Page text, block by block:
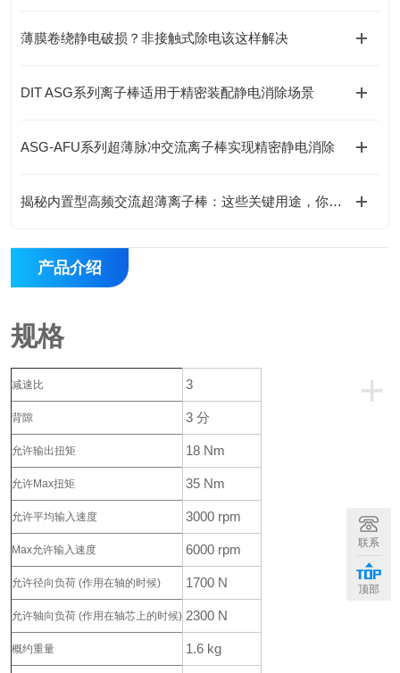
​薄膜卷绕静电破损？非接触式除电该这样解决
DIT ASG系列离子棒适用于精密装配静电消除场景
ASG-AFU系列超薄脉冲交流离子棒实现精密静电消除
揭秘内置型高频交流超薄离子棒：这些关键用途，你可能还没了解！
产品介绍
规格
+
减速比 3
背隙 3 分
允许输出扭矩 18 Nm
允许Max扭矩 35 Nm
允许平均输入速度 3000 rpm
Max允许输入速度 6000 rpm
允许径向负荷 (作用在轴的时候) 1700 N
允许轴向负荷 (作用在轴芯上的时候) 2300 N
概约重量 1.6 kg
联系
顶部